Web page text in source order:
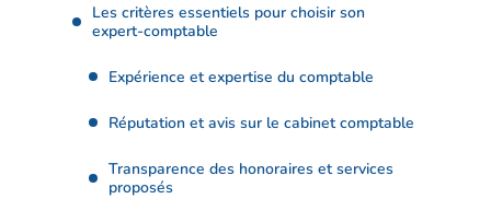
Les critères essentiels pour choisir son
expert-comptable
Expérience et expertise du comptable
Réputation et avis sur le cabinet comptable
Transparence des honoraires et services
proposés